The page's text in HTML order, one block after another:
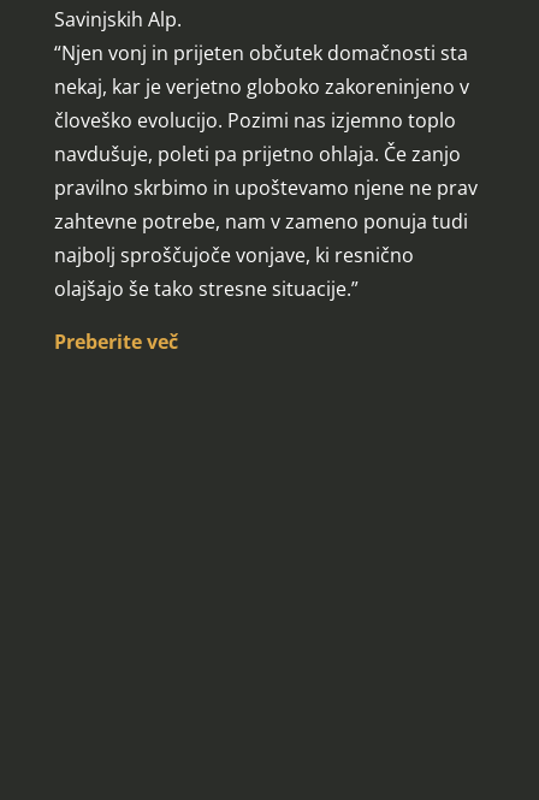
Savinjskih Alp.
“Njen vonj in prijeten občutek domačnosti sta
nekaj, kar je verjetno globoko zakoreninjeno v
človeško evolucijo. Pozimi nas izjemno toplo
navdušuje, poleti pa prijetno ohlaja. Če zanjo
pravilno skrbimo in upoštevamo njene ne prav
zahtevne potrebe, nam v zameno ponuja tudi
najbolj sproščujoče vonjave, ki resnično
olajšajo še tako stresne situacije.”
Preberite več